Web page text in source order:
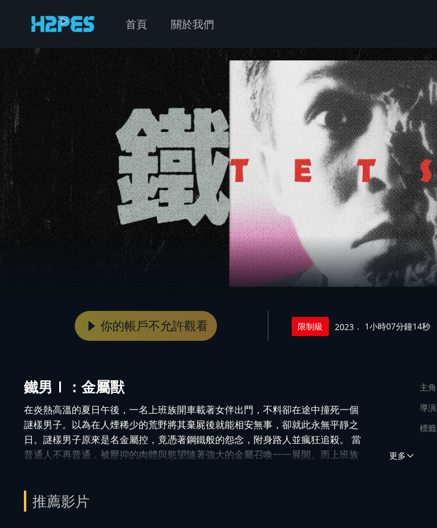
首頁 關於我們
你的帳戶不允許觀看 限制級 2023 ． 1小時07分鐘14秒
鐵男Ⅰ：金屬獸
在炎熱高溫的夏日午後，一名上班族開車載著女伴出門，不料卻在途中撞死一個
謎樣男子。以為在人煙稀少的荒野將其棄屍後就能相安無事，卻就此永無平靜之
日。謎樣男子原來是名金屬控，竟憑著鋼鐵般的怨念，附身路人並瘋狂追殺。 當
普通人不再普通，被壓抑的肉體與慾望隨著強大的金屬召喚一一展開。而上班族
主角
導演
標籤
更多
推薦影片